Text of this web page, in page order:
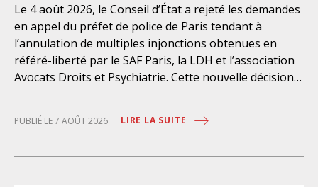
Le 4 août 2026, le Conseil d’État a rejeté les demandes
en appel du préfet de police de Paris tendant à
l’annulation de multiples injonctions obtenues en
référé-liberté par le SAF Paris, la LDH et l’association
Avocats Droits et Psychiatrie. Cette nouvelle décision
personnes retenues à l’infirmerie psychiatrique de la
préfecture de police de Paris. Près d’ici mais loin des
PUBLIÉ LE 7 AOÛT 2026 LIRE LA SUITE